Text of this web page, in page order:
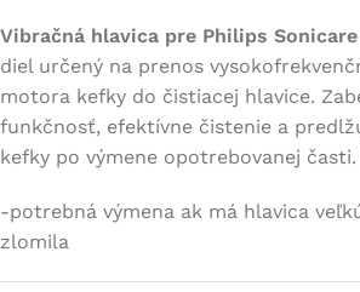
Vibračná hlavica pre Philips Sonicare
diel určený na prenos
motora kefky do čistiacej hlavice.
funkčnosť, efektívne čistenie a
kefky po výmene opotrebovanej časti.
-potrebná výmena ak má hlavica
zlomila